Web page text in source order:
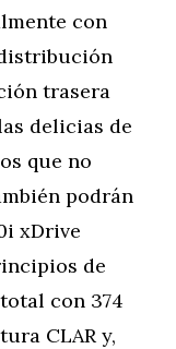
con
trasera
delicias de
que no
podrán
xDrive
de
con 374
CLAR y,